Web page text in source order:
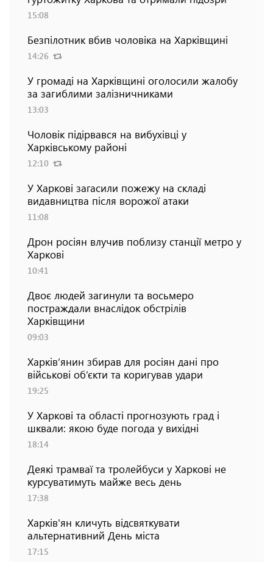
15:08
Безпілотник вбив чоловіка на Харківщині
14:26
У громаді на Харківщині оголосили жалобу
за загиблими залізничниками
13:03
Чоловік підірвався на вибухівці у
Харківському районі
12:10
У Харкові загасили пожежу на складі
видавництва після ворожої атаки
11:08
Дрон росіян влучив поблизу станції метро у
Харкові
10:41
Двоє людей загинули та восьмеро
постраждали внаслідок обстрілів
Харківщини
09:03
Харків’янин збирав для росіян дані про
військові об’єкти та коригував удари
19:25
У Харкові та області прогнозують град і
шквали: якою буде погода у вихідні
18:14
Деякі трамваї та тролейбуси у Харкові не
курсуватимуть майже весь день
17:38
Харків'ян кличуть відсвяткувати
альтернативний День міста
17:15